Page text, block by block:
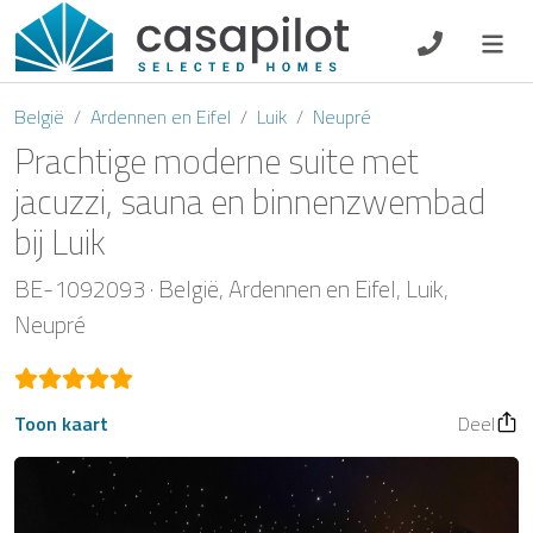
DE EN ES FR
Ontbijt
Voucher
België Ardennen en Eifel Luik Neupré
Prachtige moderne suite met
jacuzzi, sauna en binnenzwembad
bij Luik
BE-1092093 België Ardennen en Eifel Luik
Neupré
Toon kaart Deel